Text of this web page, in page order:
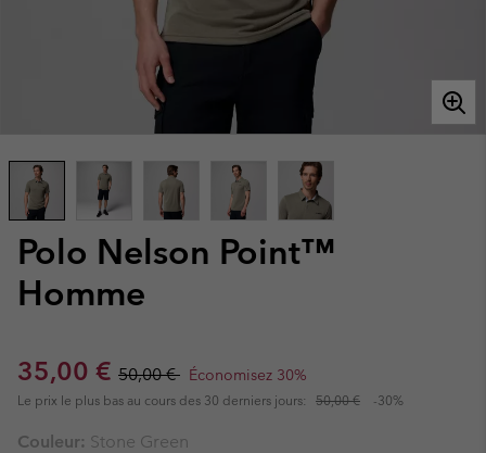
Polo Nelson Point™
Homme
Sale price:
35,00 € Regular price:
50,00 € Économisez 30%
Le prix le plus bas au cours des 30 derniers jours: 50,00 € -30%
Couleur: Stone Green